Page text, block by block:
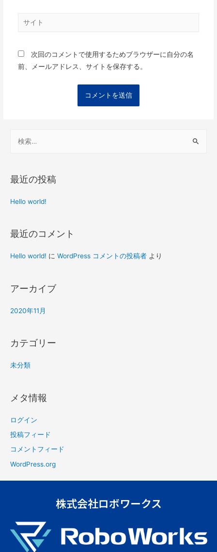
次回のコメントで使用するためブラウザーに自分の名
前、メールアドレス、サイトを保存する。
最近の投稿
Hello world!
最近のコメント
Hello world! にWordPress コメントの投稿者 より
アーカイブ
2020年11月
カテゴリー
未分類
メタ情報
ログイン
投稿フィード
コメントフィード
WordPress.org
株式会社ロボワークス